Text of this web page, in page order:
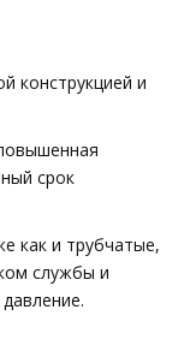
конструкцией и
срок
как и трубчатые,
службы и